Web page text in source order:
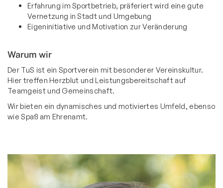
Erfahrung im Sportbetrieb, präferiert wird eine gute
Vernetzung in Stadt und Umgebung
Eigeninitiative und Motivation zur Veränderung
Warum wir
Der TuS ist ein Sportverein mit besonderer Vereinskultur.
Hier treffen Herzblut und Leistungsbereitschaft auf
Teamgeist und Gemeinschaft.
Wir bieten ein dynamisches und motiviertes Umfeld, ebenso
wie Spaß am Ehrenamt.